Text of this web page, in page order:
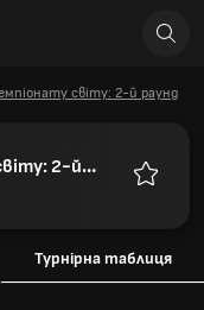
світу: 2-й раунд
2-й
Турнірна таблиця